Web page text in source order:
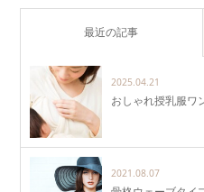
最近の記事
2025.04.21
おしゃれ授乳服ワ
2021.08.07